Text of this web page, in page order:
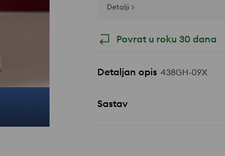
Detalji >
Povrat u roku 30 dana
Detaljan opis 438GH-09X
Sastav